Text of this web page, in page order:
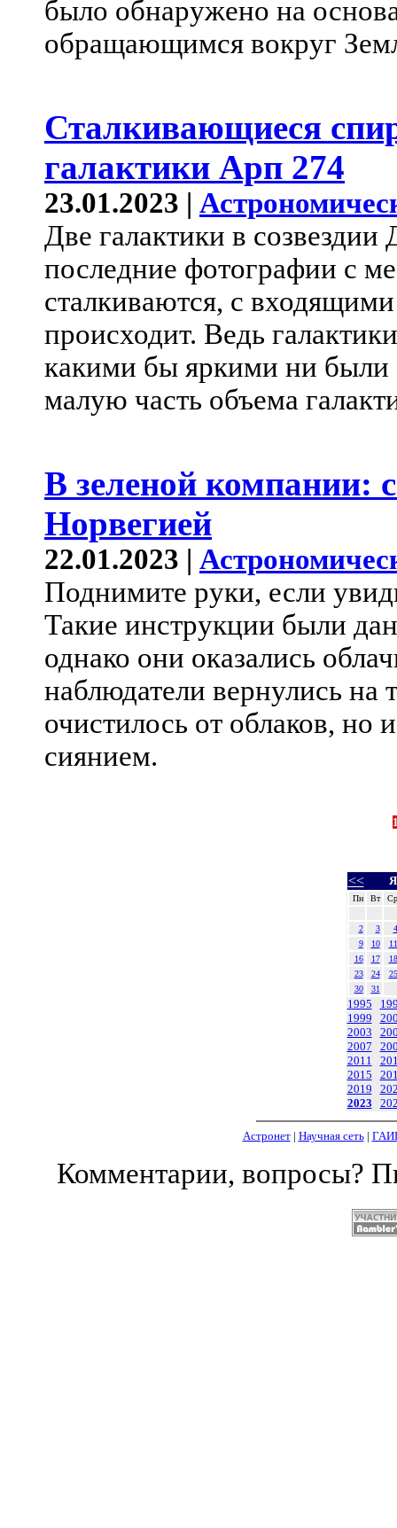
было обнаружено на
обращающимся вокруг
Сталкивающиеся
галактики Арп 274
23.01.2023 |
Две галактики в
последние фотографии с
сталкиваются, с
происходит. Ведь
какими бы яркими ни были
малую часть объема
В зеленой компании:
Норвегией
22.01.2023 |
Поднимите руки, если
Такие инструкции были
однако они оказались
наблюдатели вернулись на
очистилось от облаков, но
сиянием.
<<
Пн Вт Ср
2 3
4
9
10
11
16
17
18
23
24
25
30
31
1995
1999
2003
2007
2011
2015
2019
2023
Астронет| Научная сеть|
Комментарии, вопросы?